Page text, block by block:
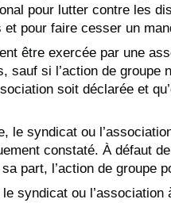
pour lutter contre les
pour faire cesser un
être exercée par une
sauf si l’action de groupe
soit déclarée et
le syndicat ou
constaté. À défaut
part, l’action de groupe
syndicat ou l’association